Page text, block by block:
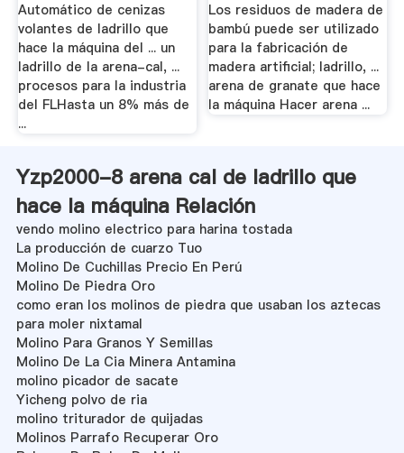
Automático de cenizas
volantes de ladrillo que
hace la máquina del ... un
ladrillo de la arena-cal, ...
procesos para la industria
del FLHasta un 8% más de
...
Los residuos de madera de
bambú puede ser utilizado
para la fabricación de
madera artificial; ladrillo, ...
arena de granate que hace
la máquina Hacer arena ...
Yzp2000-8 arena cal de ladrillo que
hace la máquina Relación
vendo molino electrico para harina tostada
La producción de cuarzo Tuo
Molino De Cuchillas Precio En Perú
Molino De Piedra Oro
como eran los molinos de piedra que usaban los aztecas
para moler nixtamal
Molino Para Granos Y Semillas
Molino De La Cia Minera Antamina
molino picador de sacate
Yicheng polvo de ria
molino triturador de quijadas
Molinos Parrafo Recuperar Oro